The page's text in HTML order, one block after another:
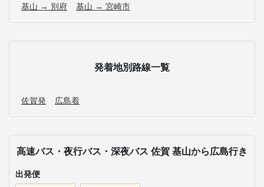
基山 → 別府
基山 → 宮崎市
発着地別路線一覧
佐賀発 広島着
高速バス・夜行バス・深夜バス 佐賀 基山から広島行き
出発便